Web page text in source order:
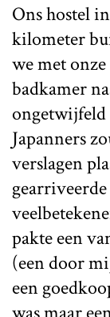
Ons hostel
kilometer
we met
badkamer
ongetwijfeld
Japanners
verslagen
pakte een
(een door
een